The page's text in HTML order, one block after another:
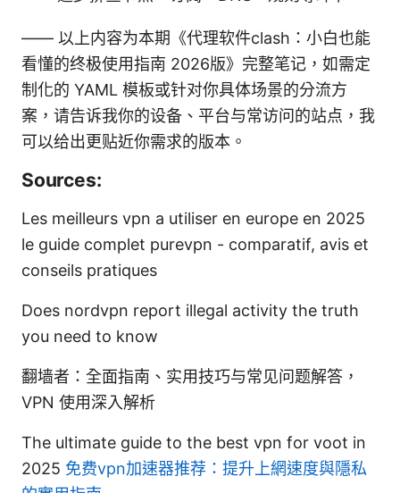
—— 以上内容为本期《代理软件clash：小白也能
看懂的终极使用指南 2026版》完整笔记，如需定
制化的 YAML 模板或针对你具体场景的分流方
案，请告诉我你的设备、平台与常访问的站点，我
可以给出更贴近你需求的版本。
Sources:
Les meilleurs vpn a utiliser en europe en 2025
le guide complet purevpn - comparatif, avis et
conseils pratiques
Does nordvpn report illegal activity the truth
you need to know
翻墙者：全面指南、实用技巧与常见问题解答，
VPN 使用深入解析
The ultimate guide to the best vpn for voot in
2025 免费vpn加速器推荐：提升上網速度與隱私